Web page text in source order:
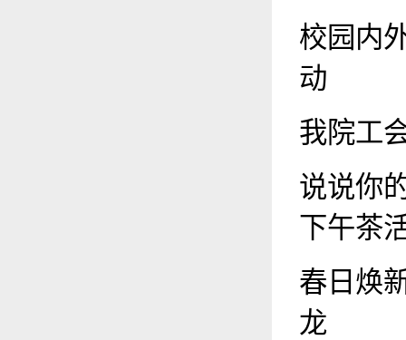
校园内
动
我院工
说说你
下午茶
春日焕
龙